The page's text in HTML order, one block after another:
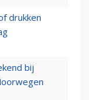
drukken
bij